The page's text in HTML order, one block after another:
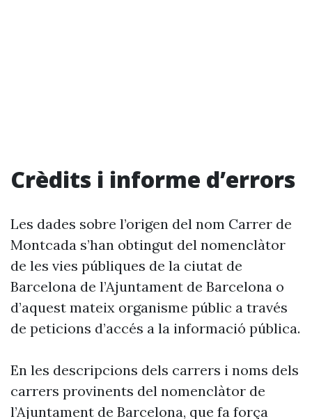
Crèdits i informe d’errors
Les dades sobre l’origen del nom Carrer de
Montcada s’han obtingut del nomenclàtor
de les vies públiques de la ciutat de
Barcelona de l’Ajuntament de Barcelona o
d’aquest mateix organisme públic a través
de peticions d’accés a la informació pública.
En les descripcions dels carrers i noms dels
carrers provinents del nomenclàtor de
l’Ajuntament de Barcelona, que fa força